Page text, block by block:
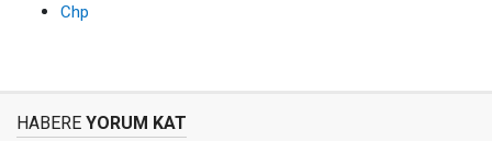
Chp
HABERE YORUM KAT